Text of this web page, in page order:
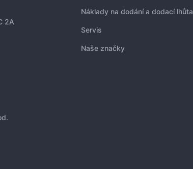
2A
Náklady na dodání a dodací lhůta
Servis
Naše značky